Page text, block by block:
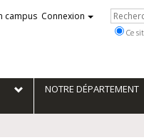
campus Connexion
Ce
NOTRE DÉPARTEMENT